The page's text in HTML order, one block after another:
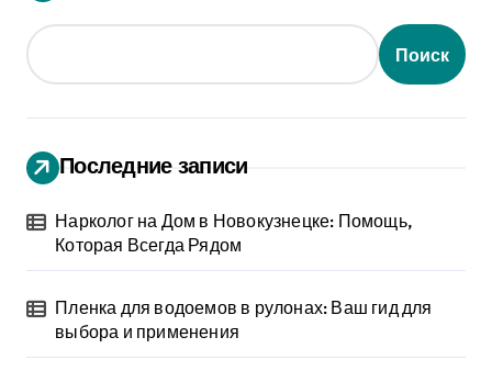
Поиск
Последние записи
Нарколог на Дом в Новокузнецке: Помощь,
Которая Всегда Рядом
Пленка для водоемов в рулонах: Ваш гид для
выбора и применения